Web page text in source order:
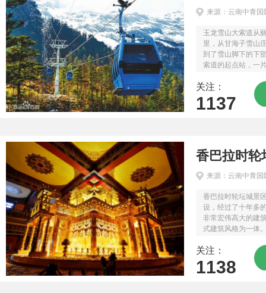
来源：云南中青
玉龙雪山大索道从
里，从甘海子雪山
到了雪山脚下的下
索道的起点站，一
直至雪山主峰扇子
关注：
1137
香巴拉时轮
来源：云南中青
香巴拉时轮坛城景
设，经过了十年多
非常宏伟高大的建
式建筑风格为一体
文化博览中心占地
关注：
1138